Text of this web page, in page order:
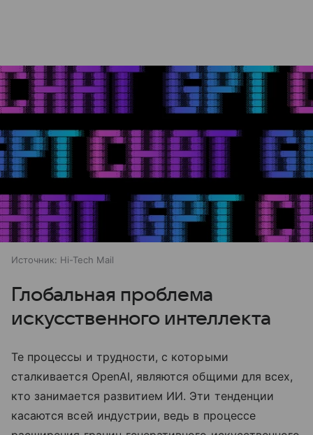
Источник: Hi-Tech Mail
Глобальная проблема
искусственного интеллекта
Те процессы и трудности, с которыми
сталкивается OpenAI, являются общими для всех,
кто занимается развитием ИИ. Эти тенденции
касаются всей индустрии, ведь в процессе